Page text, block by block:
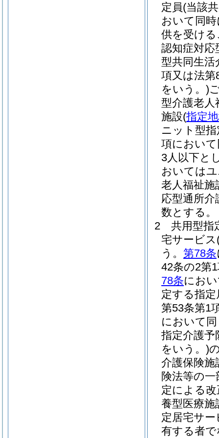
定員(当該
おいて同
供を受け
認知症対応
型共同生活
項又は法
をいう。)
型介護老人
施設(指定
ニット型
項におい
3人以下と
おいては
老人福祉施
応型通所
数とする。
2
共用型指
宅サービス
う。 第78条
42条の2第
78条にお
定する指
第53条第1
において
指定介護予
をいう。)
介護保険
険法等の
定による
養型医療施
定居宅サ
有する者